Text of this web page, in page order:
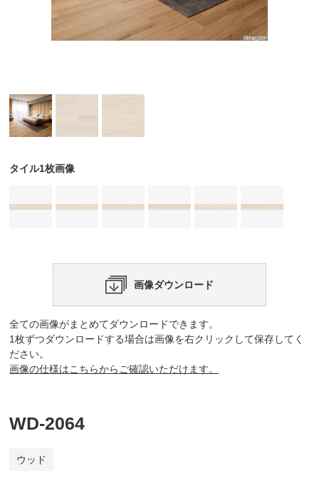
タイル1枚画像
画像ダウンロード
全ての画像がまとめてダウンロードできます。
1枚ずつダウンロードする場合は画像を右クリックして保存してく
ださい。
画像の仕様はこちらからご確認いただけます。
WD-2064
ウッド